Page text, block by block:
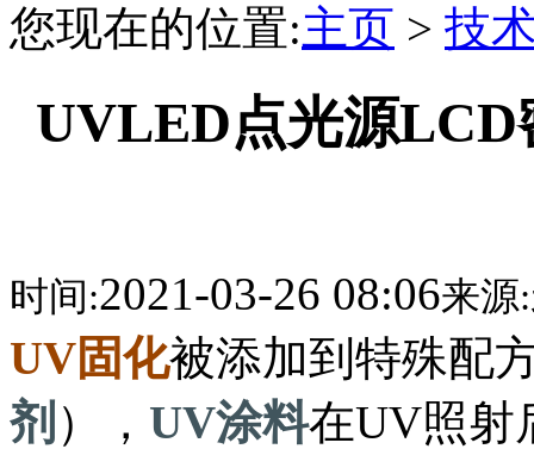
您现在的位置:主页 > 技
UVLED点光源LCD
时间:2021-03-26 08:06来源:
UV固化被添加到特殊配
剂 ）， UV涂料在UV照射